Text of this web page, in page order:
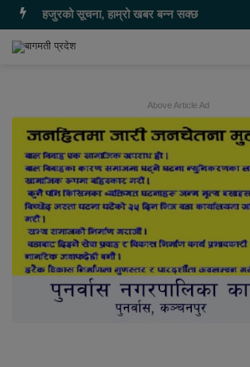
हजुरको सूचना, हाम्रो खबर बन्न सक्छ
Above Article Ad